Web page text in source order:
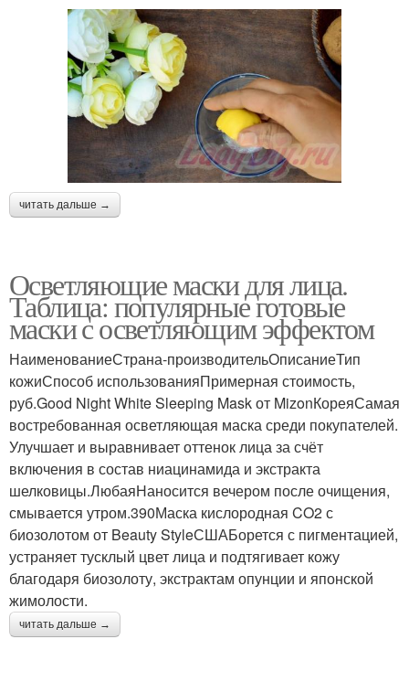
читать дальше →
Осветляющие маски для лица.
Таблица: популярные готовые
маски с осветляющим эффектом
НаименованиеСтрана-производительОписаниеТип
кожиСпособ использованияПримерная стоимость,
руб.Good Night White Sleeping Mask от MizonКореяСамая
востребованная осветляющая маска среди покупателей.
Улучшает и выравнивает оттенок лица за счёт
включения в состав ниацинамида и экстракта
шелковицы.ЛюбаяНаносится вечером после очищения,
смывается утром.390Маска кислородная CO2 с
биозолотом от Beauty StyleСШАБорется с пигментацией,
устраняет тусклый цвет лица и подтягивает кожу
благодаря биозолоту, экстрактам опунции и японской
жимолости.
читать дальше →